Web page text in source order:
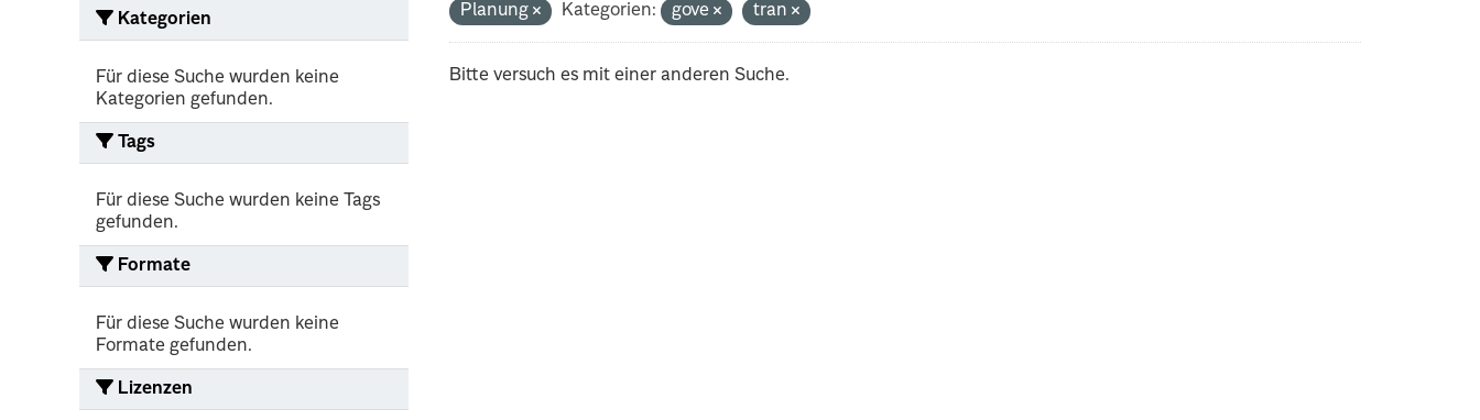
Kategorien
Für diese Suche wurden keine
Kategorien gefunden.
Tags
Für diese Suche wurden keine Tags
gefunden.
Formate
Für diese Suche wurden keine
Formate gefunden.
Lizenzen
Planung
Kategorien: gove tran
Bitte versuch es mit einer anderen Suche.